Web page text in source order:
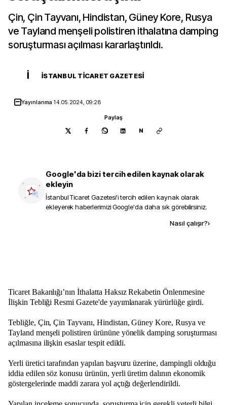
Çin, Çin Tayvanı, Hindistan, Güney Kore, Rusya
ve Tayland menşeli polistiren ithalatına damping
soruşturması açılması kararlaştırıldı.
İ İSTANBUL TICARET GAZETESI
Yayınlanma 14.05.2024, 09:28
Paylaş
N
Google'da bizi tercih edilen kaynak olarak
ekleyin
İstanbul Ticaret Gazetesi'i tercih edilen kaynak olarak
ekleyerek haberlerimizi Google'da daha sık görebilirsiniz.
Nasıl çalışır?›
Ticaret Bakanlığı’nın İthalatta Haksız Rekabetin Önlenmesine
İlişkin Tebliği Resmi Gazete'de yayımlanarak yürürlüğe girdi.
Tebliğle, Çin, Çin Tayvanı, Hindistan, Güney Kore, Rusya ve
Tayland menşeli polistiren ürününe yönelik damping soruşturması
açılmasına ilişkin esaslar tespit edildi.
Yerli üretici tarafından yapılan başvuru üzerine, dampingli olduğu
iddia edilen söz konusu ürünün, yerli üretim dalının ekonomik
göstergelerinde maddi zarara yol açtığı değerlendirildi.